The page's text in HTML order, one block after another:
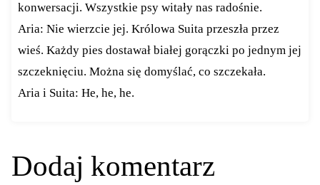
konwersacji. Wszystkie psy witały nas radośnie.
Aria: Nie wierzcie jej. Królowa Suita przeszła przez
wieś. Każdy pies dostawał białej gorączki po jednym jej
szczeknięciu. Można się domyślać, co szczekała.
Aria i Suita: He, he, he.
Dodaj komentarz